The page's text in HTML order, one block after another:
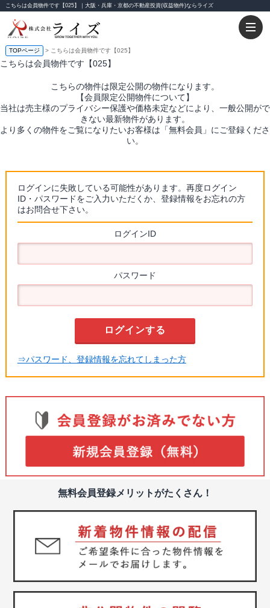
こちらは会員物件です【025】｜大阪・兵庫・京都の不動産投資(収益物件)ならライズ
TOPページ > こちらは会員物件です【025】
こちらは会員物件です【025】
こちらの物件は限定公開の物件になります。
【会員限定公開物件について】
当社は売主様のプライバシー保護や価格未定などにより、一般公開がで
きない最新物件があります。
より多くの物件をご覧になりたいお客様は「無料会員」にご登録くださ
い。
ログインに失敗している可能性があります。再度ログイン
ID・パスワードをご入力いただくか、登録情報をお忘れの方
はお問合せ下さい。
ログインID
パスワード
⇒パスワード、登録情報を忘れてしまった方
無料会員登録メリットがたくさん！